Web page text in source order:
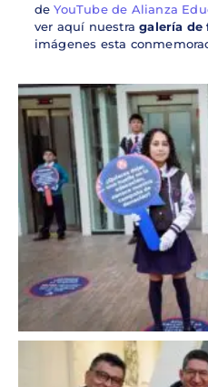
deYouTube de Alianza
ver aquí nuestragalería de
imágenes esta